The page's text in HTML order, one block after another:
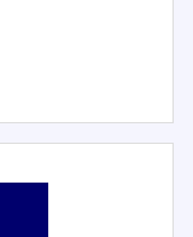
DE GUITARE